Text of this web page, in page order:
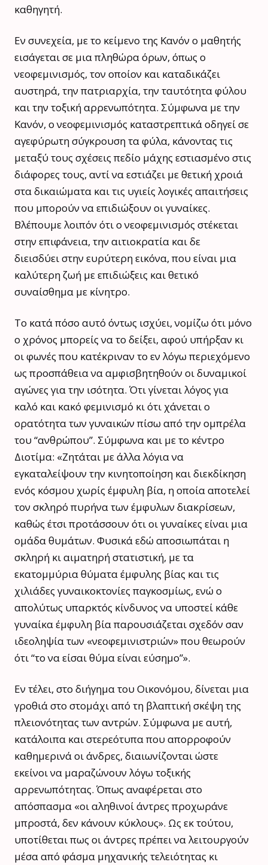
καθηγητή.
Εν συνεχεία, με το κείμενο της Κανόν ο μαθητής
εισάγεται σε μια πληθώρα όρων, όπως ο
νεοφεμινισμός, τον οποίον και καταδικάζει
αυστηρά, την πατριαρχία, την ταυτότητα φύλου
και την τοξική αρρενωπότητα. Σύμφωνα με την
Κανόν, ο νεοφεμινισμός καταστρεπτικά οδηγεί σε
αγεφύρωτη σύγκρουση τα φύλα, κάνοντας τις
μεταξύ τους σχέσεις πεδίο μάχης εστιασμένο στις
διάφορες τους, αντί να εστιάζει με θετική χροιά
στα δικαιώματα και τις υγιείς λογικές απαιτήσεις
που μπορούν να επιδιώξουν οι γυναίκες.
Βλέπουμε λοιπόν ότι ο νεοφεμινισμός στέκεται
στην επιφάνεια, την αιτιοκρατία και δε
διεισδύει στην ευρύτερη εικόνα, που είναι μια
καλύτερη ζωή με επιδιώξεις και θετικό
συναίσθημα με κίνητρο.
Το κατά πόσο αυτό όντως ισχύει, νομίζω ότι μόνο
ο χρόνος μπορείς να το δείξει, αφού υπήρξαν κι
οι φωνές που κατέκριναν το εν λόγω περιεχόμενο
ως προσπάθεια να αμφισβητηθούν οι δυναμικοί
αγώνες για την ισότητα. Ότι γίνεται λόγος για
καλό και κακό φεμινισμό κι ότι χάνεται ο
ορατότητα των γυναικών πίσω από την ομπρέλα
του “ανθρώπου”. Σύμφωνα και με το κέντρο
Διοτίμα: «Ζητάται με άλλα λόγια να
εγκαταλείψουν την κινητοποίηση και διεκδίκηση
ενός κόσμου χωρίς έμφυλη βία, η οποία αποτελεί
τον σκληρό πυρήνα των έμφυλων διακρίσεων,
καθώς έτσι προτάσσουν ότι οι γυναίκες είναι μια
ομάδα θυμάτων. Φυσικά εδώ αποσιωπάται η
σκληρή κι αιματηρή στατιστική, με τα
εκατομμύρια θύματα έμφυλης βίας και τις
χιλιάδες γυναικοκτονίες παγκοσμίως, ενώ ο
απολύτως υπαρκτός κίνδυνος να υποστεί κάθε
γυναίκα έμφυλη βία παρουσιάζεται σχεδόν σαν
ιδεοληψία των «νεοφεμινιστριών» που θεωρούν
ότι “το να είσαι θύμα είναι εύσημο”».
Εν τέλει, στο διήγημα του Οικονόμου, δίνεται μια
γροθιά στο στομάχι από τη βλαπτική σκέψη της
πλειονότητας των αντρών. Σύμφωνα με αυτή,
κατάλοιπα και στερεότυπα που απορροφούν
καθημερινά οι άνδρες, διαιωνίζονται ώστε
εκείνοι να μαραζώνουν λόγω τοξικής
αρρενωπότητας. Όπως αναφέρεται στο
απόσπασμα «οι αληθινοί άντρες προχωράνε
μπροστά, δεν κάνουν κύκλους». Ως εκ τούτου,
υποτίθεται πως οι άντρες πρέπει να λειτουργούν
μέσα από φάσμα μηχανικής τελειότητας κι